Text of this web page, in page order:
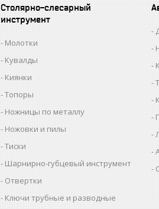
Столярно-слесарный
инструмент
Молотки
Кувалды
Киянки
Топоры
Ножницы по металлу
Ножовки и пилы
Тиски
Шарнирно-губцевый инструмент
Отвертки
Ключи трубные и разводные